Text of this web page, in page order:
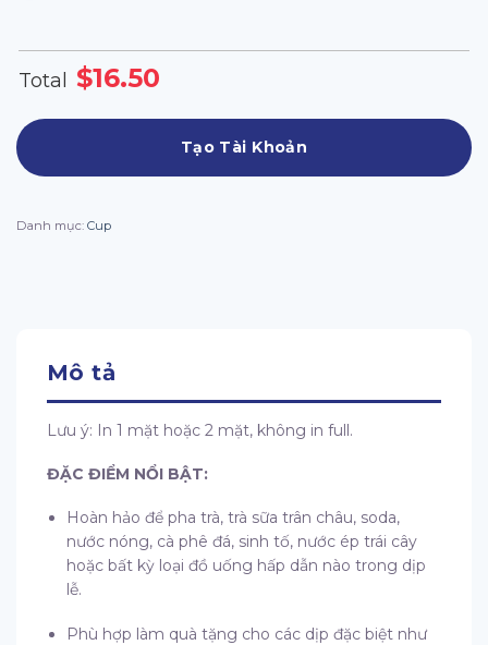
Total $16.50
Tạo Tài Khoản
Danh mục: Cup
Mô tả
Lưu ý: In 1 mặt hoặc 2 mặt, không in full.
ĐẶC ĐIỂM NỔI BẬT:
Hoàn hảo để pha trà, trà sữa trân châu, soda,
nước nóng, cà phê đá, sinh tố, nước ép trái cây
hoặc bất kỳ loại đồ uống hấp dẫn nào trong dịp
lễ.
Phù hợp làm quà tặng cho các dịp đặc biệt như